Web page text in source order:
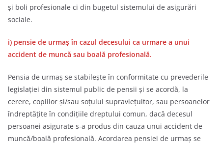
și boli profesionale ci din bugetul sistemului de asigurări
sociale.
i) pensie de urmaș în cazul decesului ca urmare a unui
accident de muncă sau boală profesională.
Pensia de urmaş se stabileşte în conformitate cu prevederile
legislaţiei din sistemul public de pensii şi se acordă, la
cerere, copiilor şi/sau soţului supravieţuitor, sau persoanelor
îndreptățite în condițiile dreptului comun, dacă decesul
persoanei asigurate s-a produs din cauza unui accident de
muncă/boală profesională. Acordarea pensiei de urmaș se